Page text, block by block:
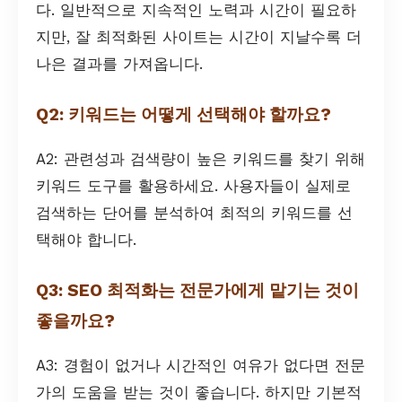
다. 일반적으로 지속적인 노력과 시간이 필요하
지만, 잘 최적화된 사이트는 시간이 지날수록 더
나은 결과를 가져옵니다.
Q2: 키워드는 어떻게 선택해야 할까요?
A2: 관련성과 검색량이 높은 키워드를 찾기 위해
키워드 도구를 활용하세요. 사용자들이 실제로
검색하는 단어를 분석하여 최적의 키워드를 선
택해야 합니다.
Q3: SEO 최적화는 전문가에게 맡기는 것이
좋을까요?
A3: 경험이 없거나 시간적인 여유가 없다면 전문
가의 도움을 받는 것이 좋습니다. 하지만 기본적